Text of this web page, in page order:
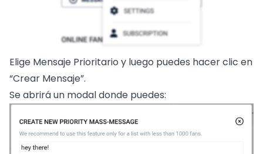
Elige Mensaje Prioritario y luego puedes hacer clic en
“Crear Mensaje”.
Se abrirá un modal donde puedes: